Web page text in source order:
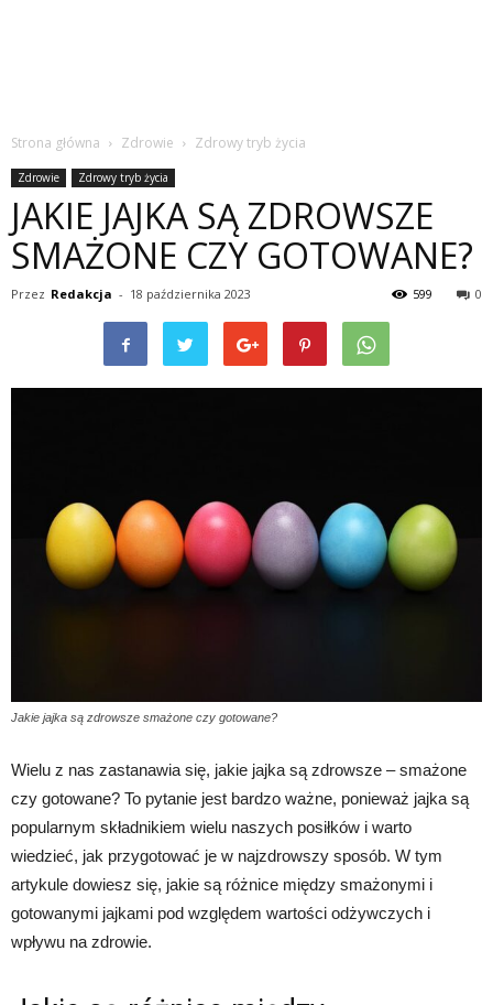
Strona główna Zdrowie Zdrowy tryb życia
Zdrowie Zdrowy tryb życia
JAKIE JAJKA SĄ ZDROWSZE
SMAŻONE CZY GOTOWANE?
Przez Redakcja - 18 października 2023 0
599
Jakie jajka są zdrowsze smażone czy gotowane?
Wielu z nas zastanawia się, jakie jajka są zdrowsze – smażone
czy gotowane? To pytanie jest bardzo ważne, ponieważ jajka są
popularnym składnikiem wielu naszych posiłków i warto
wiedzieć, jak przygotować je w najzdrowszy sposób. W tym
artykule dowiesz się, jakie są różnice między smażonymi i
gotowanymi jajkami pod względem wartości odżywczych i
wpływu na zdrowie.